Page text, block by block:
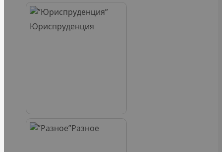
Юриспруденция
Разное